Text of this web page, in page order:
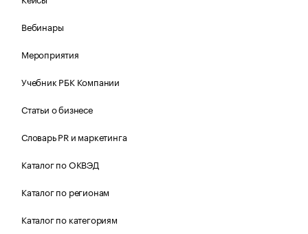
Вебинары
Мероприятия
Учебник РБК Компании
Статьи о бизнесе
Словарь PR и маркетинга
Каталог по ОКВЭД
Каталог по регионам
Каталог по категориям